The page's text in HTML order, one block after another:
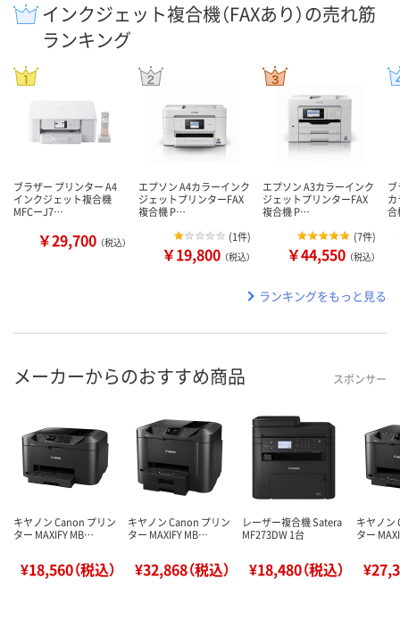
インクジェット複合機（FAXあり）の売れ筋
ランキング
ブラザー プリンター A4
インクジェット複合機
MFCーJ7…
￥29,700 （税込）
エプソン A4カラーインク
ジェットプリンターFAX
複合機 P…
(1件)
￥19,800 （税込）
エプソン A3カラーインク
ジェットプリンターFAX
複合機 P…
(7件)
￥44,550 （税込）
ランキングをもっと見る
メーカーからのおすすめ商品 スポンサー
キヤノン Canon プリン
ター MAXIFY MB…
¥18,560（税込）
キヤノン Canon プリン
ター MAXIFY MB…
¥32,868（税込）
レーザー複合機 Satera
MF273DW 1台
¥18,480（税込）
キヤノン
ター